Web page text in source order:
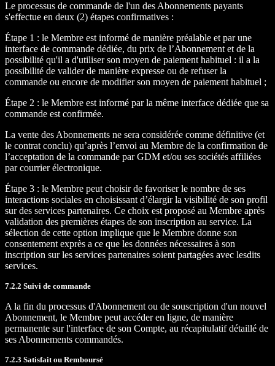
Le processus de commande de l'un des Abonnements payants
s'effectue en deux (2) étapes confirmatives :
Étape 1 : le Membre est informé de manière préalable et par une
interface de commande dédiée, du prix de l’Abonnement et de la
possibilité qu'il a d'utiliser son moyen de paiement habituel : il a la
possibilité de valider de manière expresse ou de refuser la
commande ou encore de modifier son moyen de paiement habituel ;
Étape 2 : le Membre est informé par la même interface dédiée que sa
commande est confirmée.
La vente des Abonnements ne sera considérée comme définitive (et
le contrat conclu) qu’après l’envoi au Membre de la confirmation de
l’acceptation de la commande par GDM et/ou ses sociétés affiliées
par courrier électronique.
Étape 3 : le Membre peut choisir de favoriser le nombre de ses
interactions sociales en choisissant d’élargir la visibilité de son profil
sur des services partenaires. Ce choix est proposé au Membre après
validation des premières étapes de son inscription au service. La
sélection de cette option implique que le Membre donne son
consentement exprès a ce que les données nécessaires à son
inscription sur les services partenaires soient partagées avec lesdits
services.
7.2.2 Suivi de commande
A la fin du processus d'Abonnement ou de souscription d'un nouvel
Abonnement, le Membre peut accéder en ligne, de manière
permanente sur l'interface de son Compte, au récapitulatif détaillé de
ses Abonnements commandés.
7.2.3 Satisfait ou Remboursé